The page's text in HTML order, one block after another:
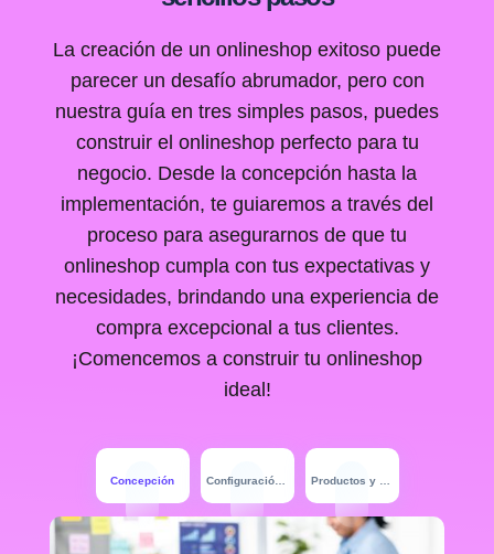
La creación de un onlineshop exitoso puede
parecer un desafío abrumador, pero con
nuestra guía en tres simples pasos, puedes
construir el onlineshop perfecto para tu
negocio. Desde la concepción hasta la
implementación, te guiaremos a través del
proceso para asegurarnos de que tu
onlineshop cumpla con tus expectativas y
necesidades, brindando una experiencia de
compra excepcional a tus clientes.
¡Comencemos a construir tu onlineshop
ideal!
Concepción Configuración y Diseño